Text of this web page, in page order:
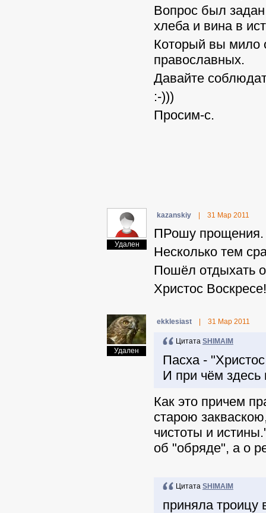
Вопрос был
хлеба и вина в
Который вы мило
православных.
Давайте
:-)))
Просим-с.
Удален
kazanskiy 31 Мар 2011
ПРошу прощения.
Несколько тем
Пошёл отдыхать
Христос Воскресе!
Удален
ekklesiast 31 Мар 2011
Цитата SHIMAIM
Пасха -
И при чём
Как это причем
старою
чистоты и
об "обряде", а о
Цитата SHIMAIM
приняла троицу